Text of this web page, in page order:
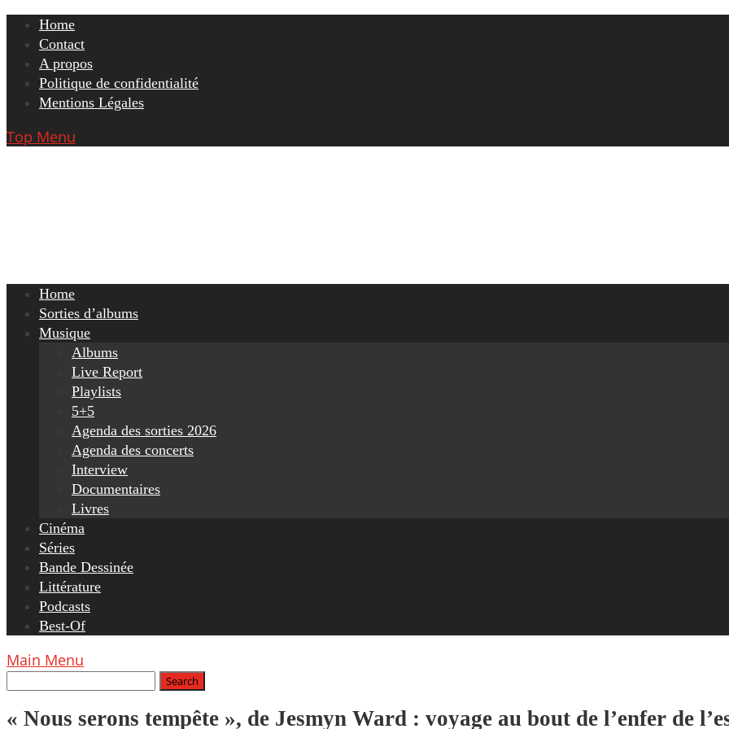
Skip
content
Home
Contact
A propos
Politique de confidentialité
Mentions Légales
Top Menu
Home
Sorties d’albums
Musique
Albums
Live Report
Playlists
5+5
Agenda des sorties 2026
Agenda des concerts
Interview
Documentaires
Livres
Cinéma
Séries
Bande Dessinée
Littérature
Podcasts
Best-Of
Main Menu
« Nous serons tempête », de Jesmyn Ward : voyage au bout de l’enfer de